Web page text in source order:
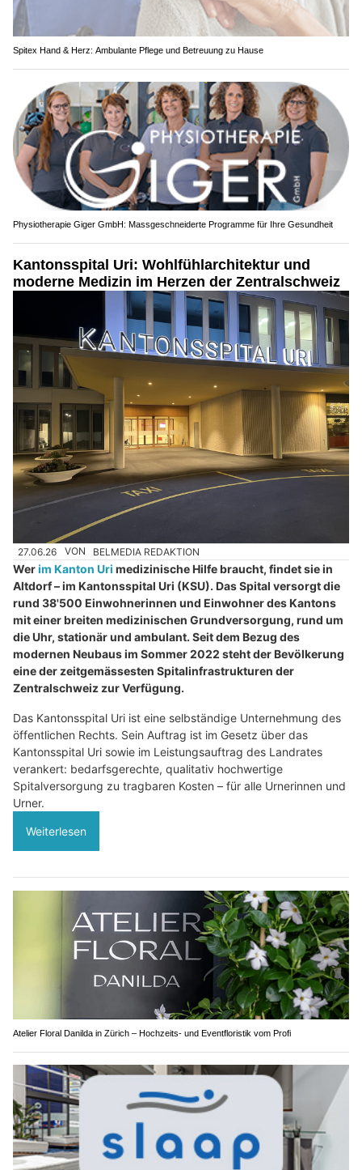
Spitex Hand & Herz: Ambulante Pflege und Betreuung zu Hause
Physiotherapie Giger GmbH: Massgeschneiderte Programme für Ihre Gesundheit
Kantonsspital Uri: Wohlfühlarchitektur und
moderne Medizin im Herzen der Zentralschweiz
27.06.26 VON BELMEDIA REDAKTION
Werim Kanton Uri medizinische Hilfe braucht, findet sie in
Altdorf – im Kantonsspital Uri (KSU). Das Spital versorgt die
rund 38'500 Einwohnerinnen und Einwohner des Kantons
mit einer breiten medizinischen Grundversorgung, rund um
die Uhr, stationär und ambulant. Seit dem Bezug des
modernen Neubaus im Sommer 2022 steht der Bevölkerung
eine der zeitgemässesten Spitalinfrastrukturen der
Zentralschweiz zur Verfügung.
Das Kantonsspital Uri ist eine selbständige Unternehmung des
öffentlichen Rechts. Sein Auftrag ist im Gesetz über das
Kantonsspital Uri sowie im Leistungsauftrag des Landrates
verankert: bedarfsgerechte, qualitativ hochwertige
Spitalversorgung zu tragbaren Kosten – für alle Urnerinnen und
Urner.
Weiterlesen
Atelier Floral Danilda in Zürich – Hochzeits- und Eventfloristik vom Profi